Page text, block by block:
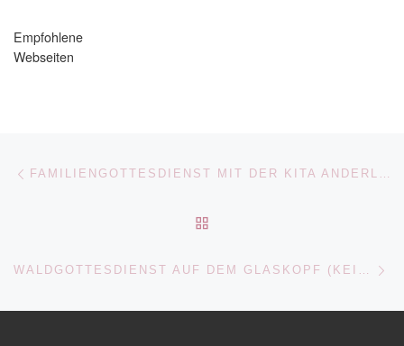
Empfohlene
Webseiten
Beitragsnavigation FAMILIENGOTTESDIENST MIT DER KITA ANDERLAND
WALDGOTTESDIENST AUF DEM GLASKOPF (KEIN GOTTESDIENST IN OHÖ!)